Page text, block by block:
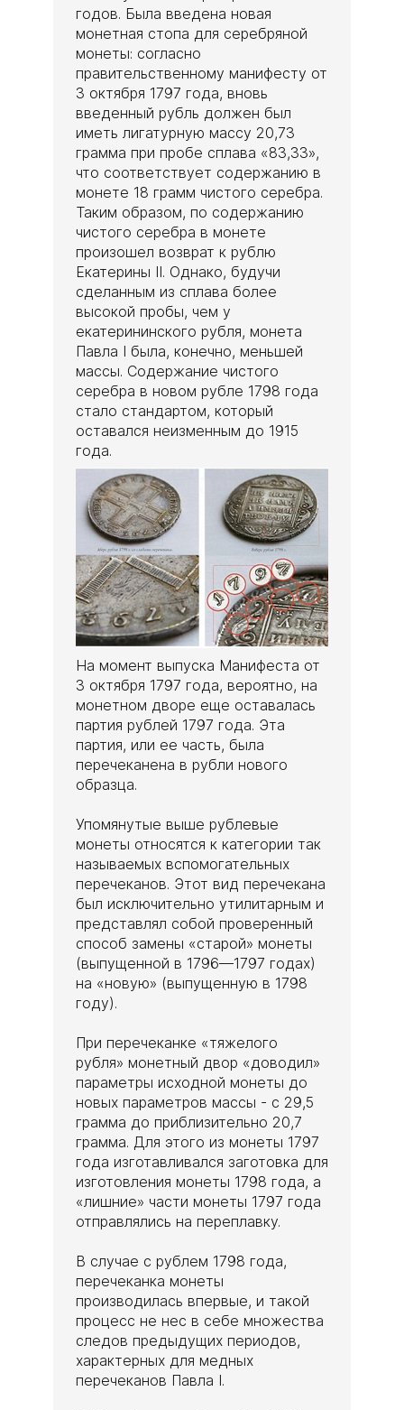
годов. Была введена новая
монетная стопа для серебряной
монеты: согласно
правительственному манифесту от
3 октября 1797 года, вновь
введенный рубль должен был
иметь лигатурную массу 20,73
грамма при пробе сплава «83,33»,
что соответствует содержанию в
монете 18 грамм чистого серебра.
Таким образом, по содержанию
чистого серебра в монете
произошел возврат к рублю
Екатерины II. Однако, будучи
сделанным из сплава более
высокой пробы, чем у
екатерининского рубля, монета
Павла I была, конечно, меньшей
массы. Содержание чистого
серебра в новом рубле 1798 года
стало стандартом, который
оставался неизменным до 1915
года.
На момент выпуска Манифеста от
3 октября 1797 года, вероятно, на
монетном дворе еще оставалась
партия рублей 1797 года. Эта
партия, или ее часть, была
перечеканена в рубли нового
образца.
Упомянутые выше рублевые
монеты относятся к категории так
называемых вспомогательных
перечеканов. Этот вид перечекана
был исключительно утилитарным и
представлял собой проверенный
способ замены «старой» монеты
(выпущенной в 1796—1797 годах)
на «новую» (выпущенную в 1798
году).
При перечеканке «тяжелого
рубля» монетный двор «доводил»
параметры исходной монеты до
новых параметров массы - с 29,5
грамма до приблизительно 20,7
грамма. Для этого из монеты 1797
года изготавливался заготовка для
изготовления монеты 1798 года, а
«лишние» части монеты 1797 года
отправлялись на переплавку.
В случае с рублем 1798 года,
перечеканка монеты
производилась впервые, и такой
процесс не нес в себе множества
следов предыдущих периодов,
характерных для медных
перечеканов Павла I.